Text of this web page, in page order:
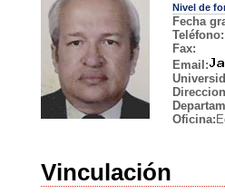
Nivel de
Fecha
Teléfono:
Fax:
Email:
Oficina:
Vinculación